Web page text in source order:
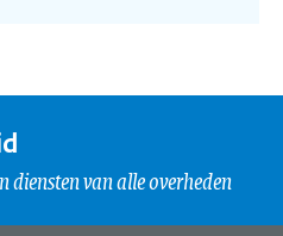
van alle overheden